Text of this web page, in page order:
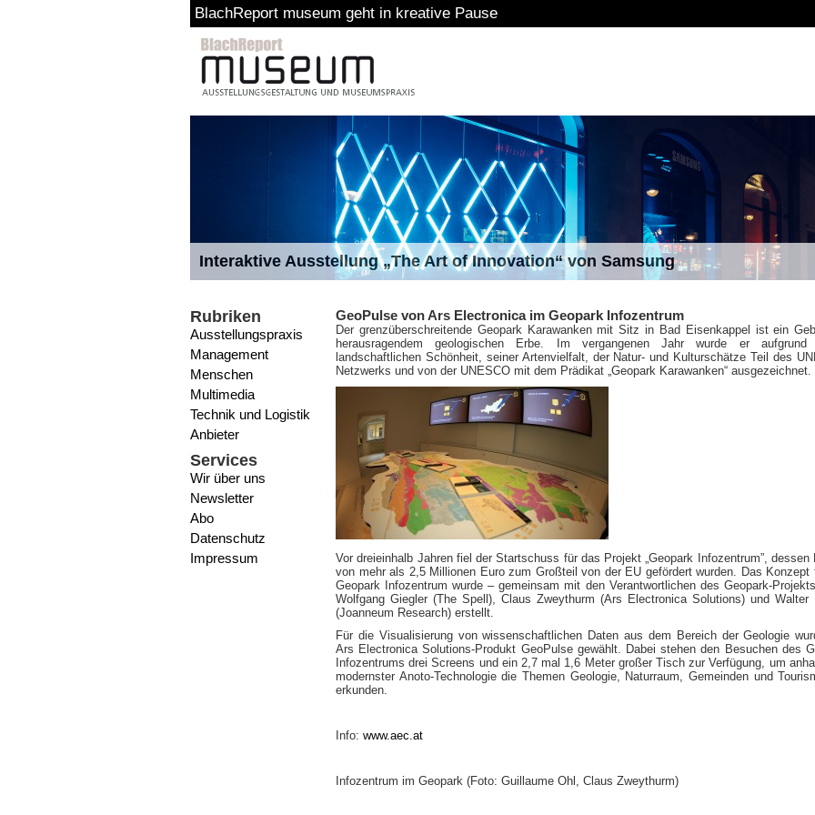
BlachReport museum geht in kreative Pause
Interaktive Ausstellung „The Art of Innovation“ von Samsung
Rubriken
Ausstellungspraxis
Management
Menschen
Multimedia
Technik und Logistik
Anbieter
Services
Wir über uns
Newsletter
Abo
Datenschutz
Impressum
GeoPulse von Ars Electronica im Geopark Infozentrum
Der grenzüberschreitende Geopark Karawanken mit Sitz in Bad Eisenkappel ist ein
herausragendem geologischen Erbe. Im vergangenen Jahr wurde er aufgrund
landschaftlichen Schönheit, seiner Artenvielfalt, der Natur- und Kulturschätze Teil des
Netzwerks und von der UNESCO mit dem Prädikat „Geopark Karawanken“ ausgezeichnet.
Vor dreieinhalb Jahren fiel der Startschuss für das Projekt „Geopark Infozentrum”, dessen
von mehr als 2,5 Millionen Euro zum Großteil von der EU gefördert wurden. Das Konzept
Geopark Infozentrum wurde – gemeinsam mit den Verantwortlichen des Geopark-
Wolfgang Giegler (The Spell), Claus Zweythurm (Ars Electronica Solutions) und Walter
(Joanneum Research) erstellt.
Für die Visualisierung von wissenschaftlichen Daten aus dem Bereich der Geologie
Ars Electronica Solutions-Produkt GeoPulse gewählt. Dabei stehen den Besuchen des
Infozentrums drei Screens und ein 2,7 mal 1,6 Meter großer Tisch zur Verfügung, um
modernster Anoto-Technologie die Themen Geologie, Naturraum, Gemeinden und
erkunden.
Info: www.aec.at
Infozentrum im Geopark (Foto: Guillaume Ohl, Claus Zweythurm)